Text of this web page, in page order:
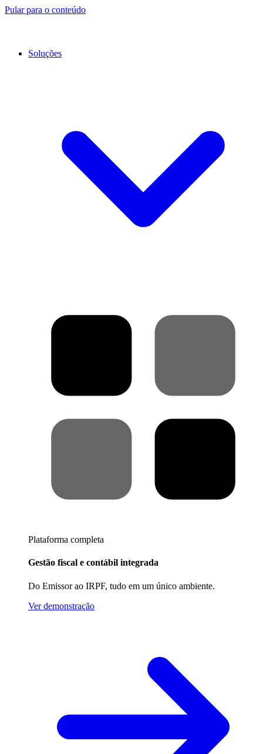
Pular para o conteúdo
Soluções
Plataforma completa
Gestão fiscal e contábil integrada
Do Emissor ao IRPF, tudo em um único ambiente.
Ver demonstração